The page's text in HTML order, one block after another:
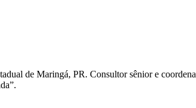
de Maringá, PR. Consultor sênior e